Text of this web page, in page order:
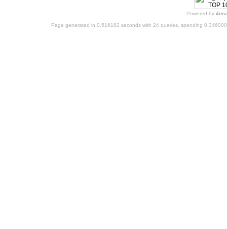
Powered by
Page generated in 0.516182 seconds with 24 queries, spending